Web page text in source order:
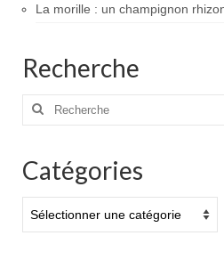
La morille : un champignon
Recherche
Rechercher
Catégories